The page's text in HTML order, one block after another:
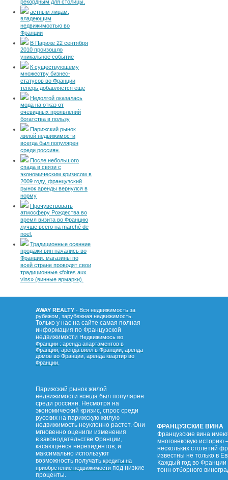
рекордным для столицы.
астным лицам,
владеющим
недвижимостью во
Франции
В Париже 22 сентября
2010 произошло
уникальное событие
К существующему
множеству бизнес-
статусов во Франции
теперь добавляется еще
Недолгой оказалась
мода на отказ от
очевидных проявлений
богатства в пользу
Парижский рынок
жилой недвижимости
всегда был популярен
среди россиян.
После небольшого
спада в связи с
экономическим кризисом в
2009 году, французский
рынок аренды вернулся в
норму
Прочувствовать
атмосферу Рождества во
время визита во Францию
лучше всего на marché de
noel.
Традиционные осенние
продажи вин начались во
Франции, магазины по
всей стране проводят свои
традиционные «foires aux
vins» (винные ярмарки).
AWAY REALTY - Вся недвижимость за
рубежом, зарубежная недвижимость.
Только у нас на сайте самая полная
информация по Французской
недвижимости Недвижимось во
Франции : аренда апартаментов в
Франции, аренда вилл в Франции, аренда
домов во Франции, аренда квартир во
Франции.
Парижский рынок жилой
недвижимости всегда был популярен
среди россиян. Несмотря на
экономический кризис, спрос среди
русских на парижскую жилую
недвижимость неуклонно растет. Они
мгновенно оценили изменения
в законодательстве Франции,
касающееся нерезидентов, и
максимально используют
возможность получать кредиты на
приобретение недвижимости под низкие
проценты.
ФРАНЦУЗСКИЕ ВИНА
Французские вина
многовековую историю
нескольких столетий
известны не только в
Каждый год во
тонн отборного